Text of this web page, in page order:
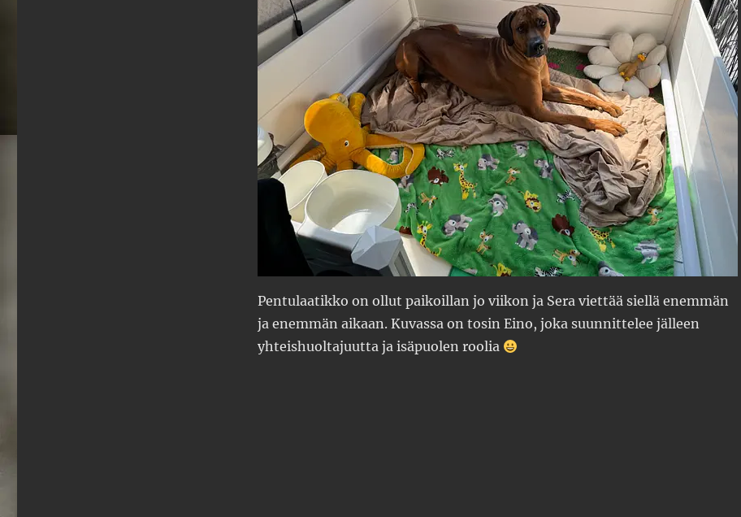
Pentulaatikko on ollut paikoillan jo viikon ja Sera viettää siellä enemmän
ja enemmän aikaan. Kuvassa on tosin Eino, joka suunnittelee jälleen
yhteishuoltajuutta ja isäpuolen roolia